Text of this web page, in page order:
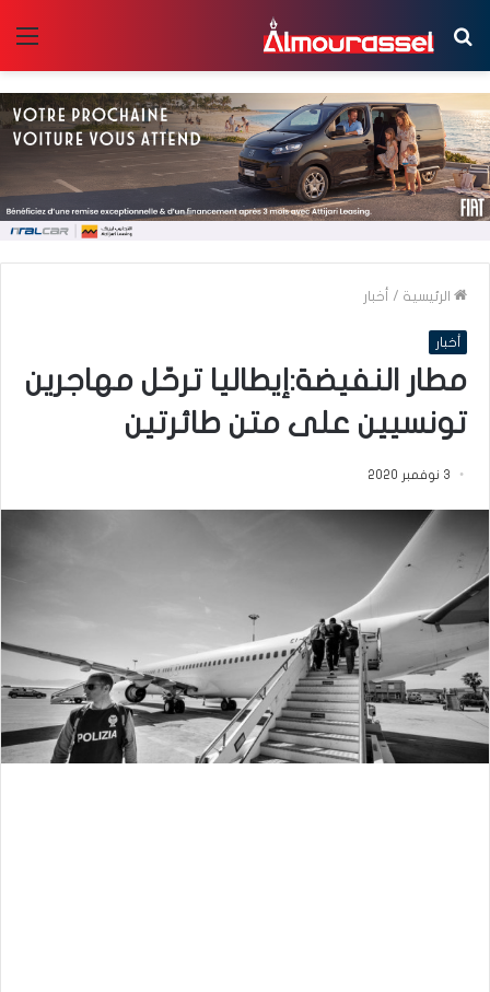
بحث
عن
الرئيسية / أخبار
أخبار
مطار النفيضة:إيطاليا ترحّل مهاجرين
تونسيين على متن طائرتين
3 نوفمبر 2020